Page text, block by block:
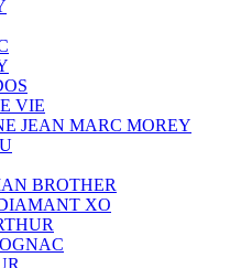
VIE
JEAN MARC MOREY
BROTHER
XO